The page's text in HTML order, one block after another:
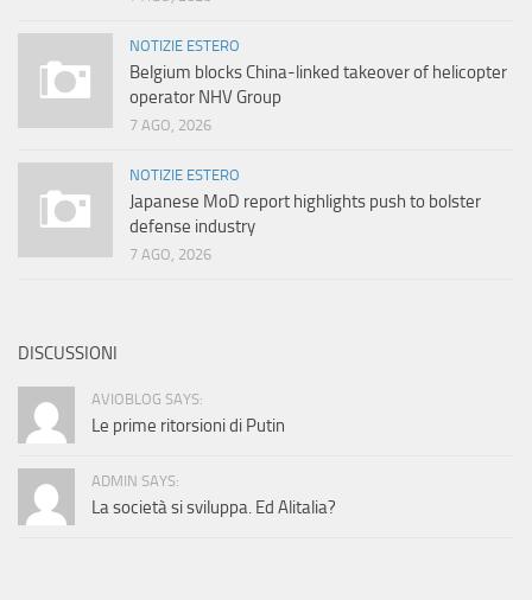
NOTIZIE ESTERO
Belgium blocks China-linked takeover of helicopter
operator NHV Group
7 AGO, 2026
NOTIZIE ESTERO
Japanese MoD report highlights push to bolster
defense industry
7 AGO, 2026
DISCUSSIONI
AVIOBLOG SAYS:
Le prime ritorsioni di Putin
ADMIN SAYS:
La società si sviluppa. Ed Alitalia?